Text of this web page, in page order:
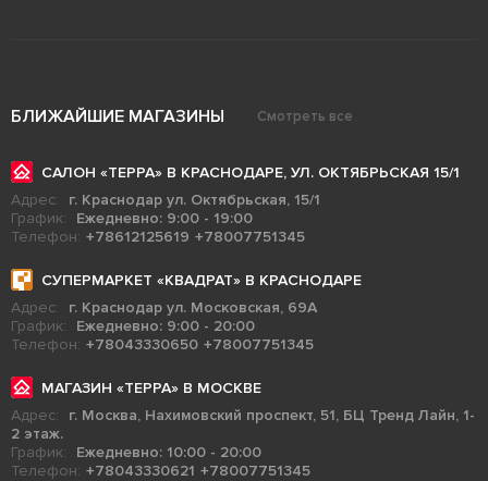
БЛИЖАЙШИЕ МАГАЗИНЫ Смотреть все
САЛОН «ТЕРРА» В КРАСНОДАРЕ, УЛ. ОКТЯБРЬСКАЯ 15/1
Адрес:
г. Краснодар ул. Октябрьская, 15/1
График:
Ежедневно: 9:00 - 19:00
Телефон: +78612125619 +78007751345
СУПЕРМАРКЕТ «КВАДРАТ» В КРАСНОДАРЕ
Адрес:
г. Краснодар ул. Московская, 69А
График:
Ежедневно: 9:00 - 20:00
Телефон: +78043330650 +78007751345
МАГАЗИН «ТЕРРА» В МОСКВЕ
Адрес:
г. Москва, Нахимовский проспект, 51, БЦ Тренд Лайн, 1-
2 этаж.
График:
Ежедневно: 10:00 - 20:00
Телефон: +78043330621 +78007751345